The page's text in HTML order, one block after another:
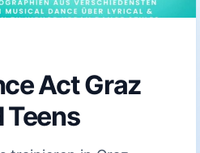
Act Graz
Teens